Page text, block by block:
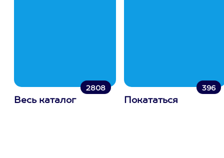
2808
Весь каталог
396
Покататься